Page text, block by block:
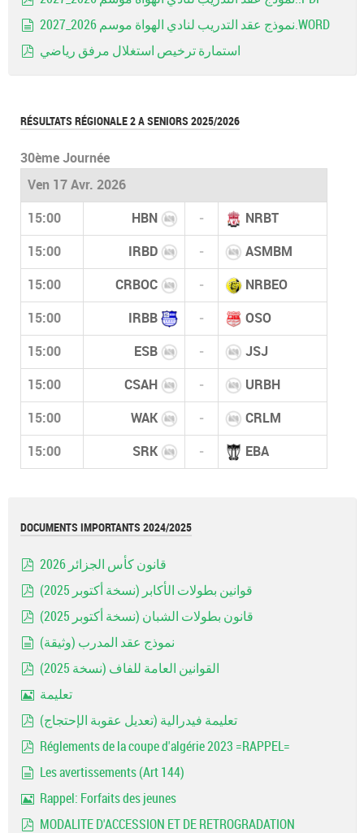
نموذج عقد التدريب لنادي الهواة موسم 2026_2027.WORD
استمارة ترخيص استغلال مرفق رياضي
RÉSULTATS RÉGIONALE 2 A SENIORS 2025/2026
30ème Journée
Ven 17 Avr. 2026
15:00 HBN - NRBT
15:00 IRBD - ASMBM
15:00 CRBOC - NRBEO
15:00 IRBB - OSO
15:00 ESB - JSJ
15:00 CSAH - URBH
15:00 WAK - CRLM
15:00 SRK - EBA
DOCUMENTS IMPORTANTS 2024/2025
قانون كأس الجزائر 2026
قوانين بطولات الأكابر (نسخة أكتوبر 2025)
قانون بطولات الشبان (نسخة أكتوبر 2025)
نموذج عقد المدرب (وثيقة)
القوانين العامة للفاف (نسخة 2025)
تعليمة
تعليمة فيدرالية (تعديل عقوبة الإحتجاج)
Réglements de la coupe d'algérie 2023 =RAPPEL=
Les avertissements (Art 144)
Rappel: Forfaits des jeunes
MODALITE D'ACCESSION ET DE RETROGRADATION